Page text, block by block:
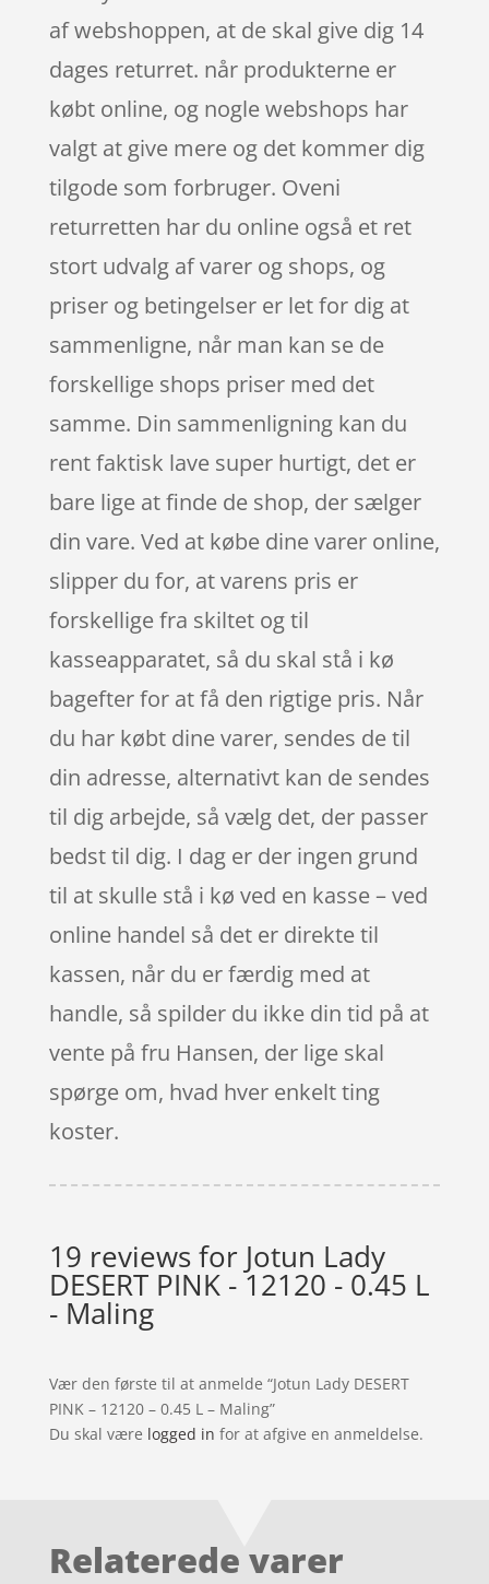
af webshoppen, at de skal give dig 14
dages returret. når produkterne er
købt online, og nogle webshops har
valgt at give mere og det kommer dig
tilgode som forbruger. Oveni
returretten har du online også et ret
stort udvalg af varer og shops, og
priser og betingelser er let for dig at
sammenligne, når man kan se de
forskellige shops priser med det
samme. Din sammenligning kan du
rent faktisk lave super hurtigt, det er
bare lige at finde de shop, der sælger
din vare. Ved at købe dine varer online,
slipper du for, at varens pris er
forskellige fra skiltet og til
kasseapparatet, så du skal stå i kø
bagefter for at få den rigtige pris. Når
du har købt dine varer, sendes de til
din adresse, alternativt kan de sendes
til dig arbejde, så vælg det, der passer
bedst til dig. I dag er der ingen grund
til at skulle stå i kø ved en kasse – ved
online handel så det er direkte til
kassen, når du er færdig med at
handle, så spilder du ikke din tid på at
vente på fru Hansen, der lige skal
spørge om, hvad hver enkelt ting
koster.
19 reviews for Jotun Lady
DESERT PINK - 12120 - 0.45 L
- Maling
Vær den første til at anmelde “Jotun Lady DESERT
PINK – 12120 – 0.45 L – Maling”
Du skal være logged in for at afgive en anmeldelse.
Relaterede varer